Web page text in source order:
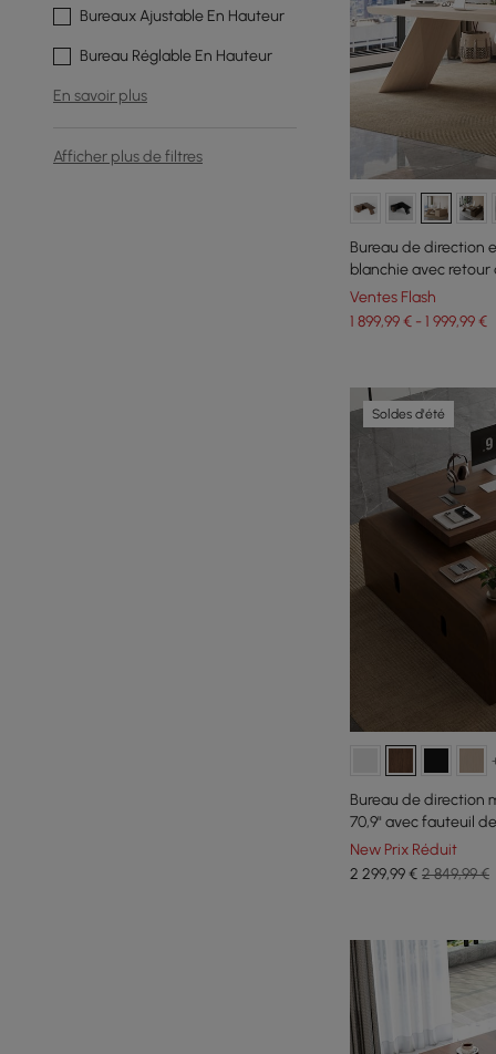
Bureaux Ajustable En Hauteur
Bureau Réglable En Hauteur
En savoir plus
Afficher plus de filtres
Bureau de direction
blanchie avec retour
Ventes Flash
1 899,99 € - 1 999,99 €
Soldes d'été
Bureau de direction
70,9" avec fauteuil
(gauche)
New Prix Réduit
2 299,99€ 2 849,99 €